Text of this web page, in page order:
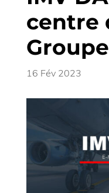
centre
16 Fév 2023